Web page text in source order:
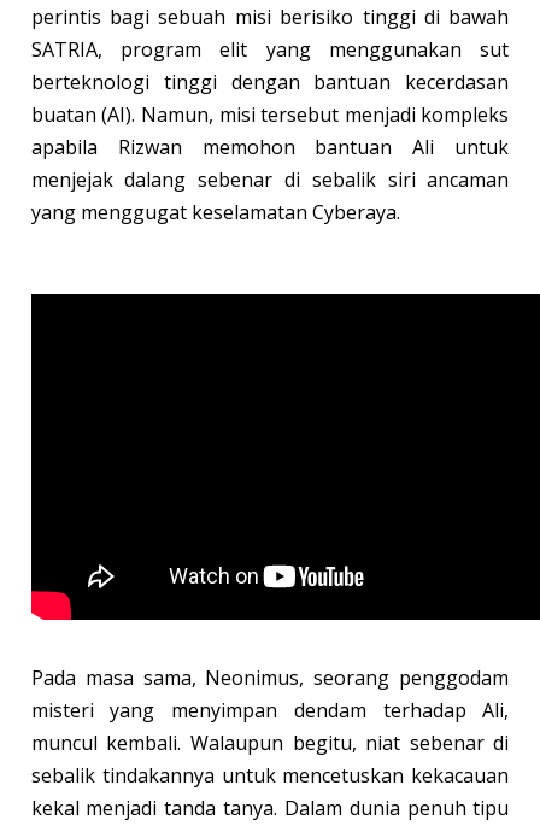
perintis bagi sebuah misi berisiko tinggi di bawah
SATRIA, program elit yang menggunakan sut
berteknologi tinggi dengan bantuan kecerdasan
buatan (AI). Namun, misi tersebut menjadi kompleks
apabila Rizwan memohon bantuan Ali untuk
menjejak dalang sebenar di sebalik siri ancaman
yang menggugat keselamatan Cyberaya.
Pada masa sama, Neonimus, seorang penggodam
misteri yang menyimpan dendam terhadap Ali,
muncul kembali. Walaupun begitu, niat sebenar di
sebalik tindakannya untuk mencetuskan kekacauan
kekal menjadi tanda tanya. Dalam dunia penuh tipu